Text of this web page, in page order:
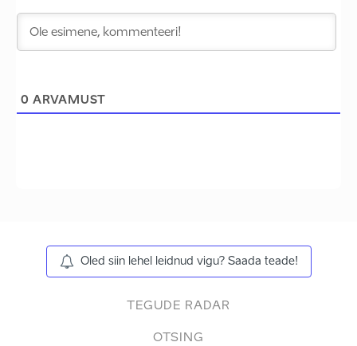
0 ARVAMUST
Oled siin lehel leidnud vigu? Saada teade!
TEGUDE RADAR
OTSING